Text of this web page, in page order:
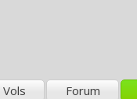
Vols Forum